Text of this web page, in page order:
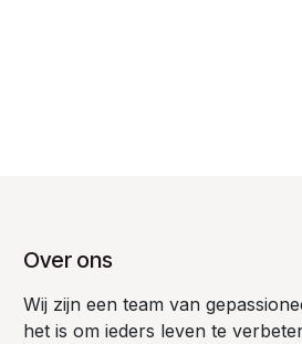
Over ons
Wij zijn een team van
het is om ieders leven te